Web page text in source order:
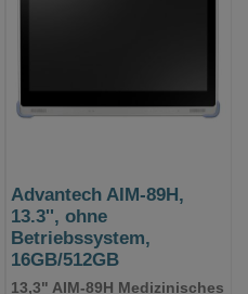
Advantech AIM-89H,
13.3'', ohne
Betriebssystem,
16GB/512GB
13,3" AIM-89H Medizinisches